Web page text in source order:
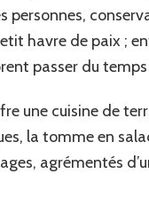
personnes,
havre de paix ;
passer du
une cuisine de
la tomme en
agrémentés